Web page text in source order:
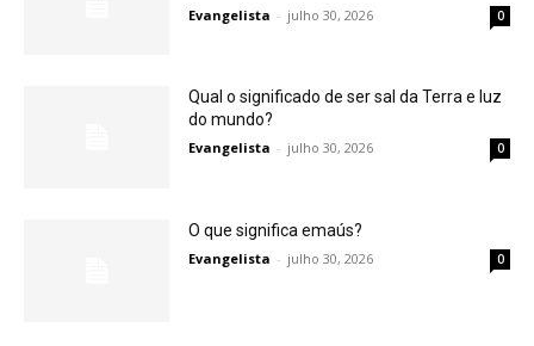
Evangelista - julho 30, 2026 0
Qual o significado de ser sal da Terra e luz
do mundo?
Evangelista - julho 30, 2026 0
O que significa emaús?
Evangelista - julho 30, 2026 0